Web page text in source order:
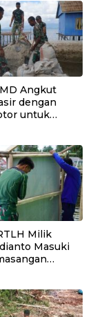
Angkut
dengan
untuk
Milik
Masuki